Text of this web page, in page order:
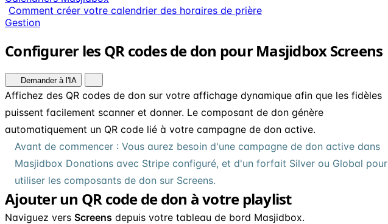
Comment créer votre calendrier des horaires de prière
Gestion
Configurer les QR codes de don pour Masjidbox Screens
Demander à l'IA
Affichez des QR codes de don sur votre affichage dynamique afin que les fidèles
puissent facilement scanner et donner. Le composant de don génère
automatiquement un QR code lié à votre campagne de don active.
Avant de commencer : Vous aurez besoin d'une campagne de don active dans
Masjidbox Donations avec Stripe configuré, et d'un forfait Silver ou Global pour
utiliser les composants de don sur Screens.
Ajouter un QR code de don à votre playlist
Naviguez vers Screens depuis votre tableau de bord Masjidbox.